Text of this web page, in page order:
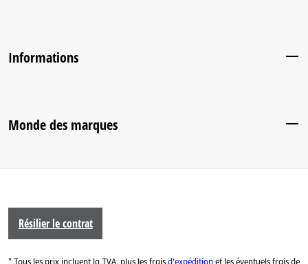
Informations
Monde des marques
Résilier le contrat